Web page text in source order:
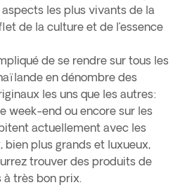
aspects les plus vivants de la
de la culture et de l’essence
de se rendre sur tous les
en dénombre des
les uns que les autres:
week-end ou encore sur les
actuellement avec les
plus grands et luxueux,
trouver des produits de
très bon prix.